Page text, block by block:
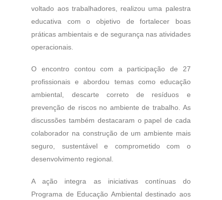
voltado aos trabalhadores, realizou uma palestra
educativa com o objetivo de fortalecer boas
práticas ambientais e de segurança nas atividades
operacionais.
O encontro contou com a participação de 27
profissionais e abordou temas como educação
ambiental, descarte correto de resíduos e
prevenção de riscos no ambiente de trabalho. As
discussões também destacaram o papel de cada
colaborador na construção de um ambiente mais
seguro, sustentável e comprometido com o
desenvolvimento regional.
A ação integra as iniciativas contínuas do
Programa de Educação Ambiental destinado aos